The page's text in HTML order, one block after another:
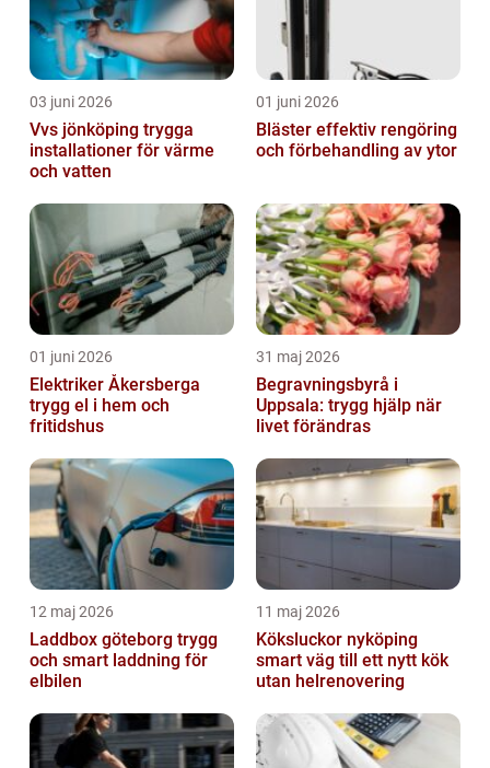
03 juni 2026
Vvs jönköping trygga
installationer för värme
och vatten
01 juni 2026
Bläster effektiv rengöring
och förbehandling av ytor
01 juni 2026
Elektriker Åkersberga
trygg el i hem och
fritidshus
31 maj 2026
Begravningsbyrå i
Uppsala: trygg hjälp när
livet förändras
12 maj 2026
Laddbox göteborg trygg
och smart laddning för
elbilen
11 maj 2026
Köksluckor nyköping
smart väg till ett nytt kök
utan helrenovering